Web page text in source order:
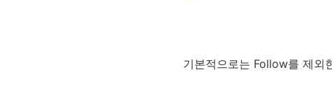
기본적으로는 Follow를 제외